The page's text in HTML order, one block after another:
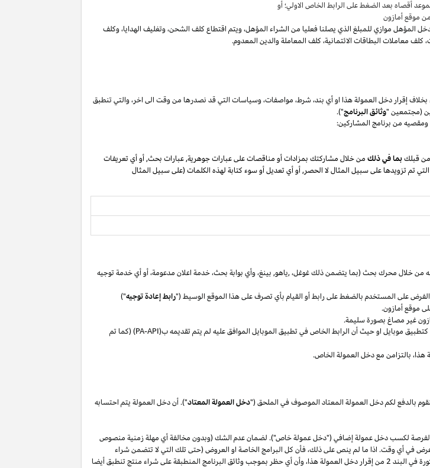
موقع أمازون
المؤهل موازي للمبلغ الذي يصلنا فعليا من الشراء المؤهل،ويتم اقتطاع كلف الشحن،وتغليف الهدايا،وكلف
، كلف معاملات البطاقات الائتمانية، كلف المعاملة والدين المعدوم.
إقرار دخل العمولة هذا او أي بند،شرط، مواصفات،وسياسات التي قد نصدرها من وقت الى اخر،والتي تنطبق
(مجتمعين "وثائق البرنامج").
ومقصيه من برنامج المشاركين:
من قبلكبما في ذلك من خلال مشاركتك بمزادات أو مناقصات على عبارات جوهرية, عبارات بحث, أو أي تعريفات
تم تزويدها على سبيل المثال لا الحصر, أو أي تعديل أو سوء كتابة لهذه الكلمات (على سبيل المثال
من خلال محرك بحث (بما يتضمن ذلكغوغل،,ياهو, بينغ،وأي بوابة بحث،خدمة اعلان مدعومة،أوأي خدمة توجيه
على المستخدم بالضغط على رابط أو القيام بأي تصرف على هذا الموقع الوسيط ("رابط إعادة توجيه")
موقع أمازون.
غير مصاغ بصورة سليمة.
كتطبيق موبايل او حيثأن الرابط الخاص في تطبيق الموبايل الموافقعليه لم يتم تقديمه ب(PA-API) (كما تم
هذا، بالتزامن مع دخل العمولة الخاص.
بالدفع لكم دخل العمولة المعتاد الموصوف في الملحق ("دخل العمولة المعتاد"). أن دخل العمولة يتم احتسابه
لكسب دخل عمولة إضافي ("دخل عمولة خاص"). لضمان عدم الشك (وبدون مخالفة أي مهلة زمنية منصوص
عرض في أي وقت. اذا ما لم ينص علىذلك،فأن كل البرامج الخاصة او العروض (حتى تلك التي لا تتضمن شراء
في البند 2 من إقرار دخل العمولةهذا،وأن أي حظر بموجب وثائق البرنامج المنطبقة على شراء منتج تنطبق أيضا